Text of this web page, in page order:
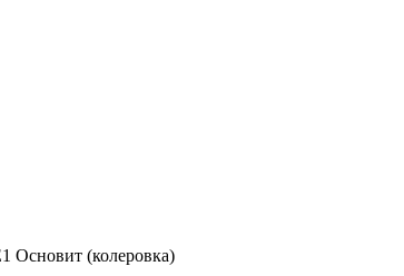
Основит (колеровка)